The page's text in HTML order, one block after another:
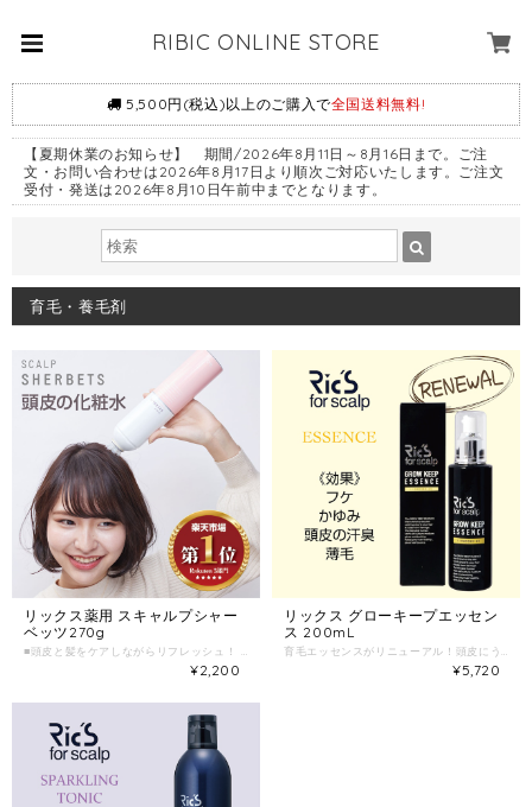
RIBIC ONLINE STORE
5,500円(税込)以上のご購入で全国送料無料!
【夏期休業のお知らせ】 期間/2026年8月11日～8月16日まで。ご注
文・お問い合わせは2026年8月17日より順次ご対応いたします。ご注文
受付・発送は2026年8月10日午前中までとなります。
育毛・養毛剤
リックス薬用 スキャルプシャー
ベッツ270g
¥2,200
リックス グローキープエッセン
ス 200mL
¥5,720